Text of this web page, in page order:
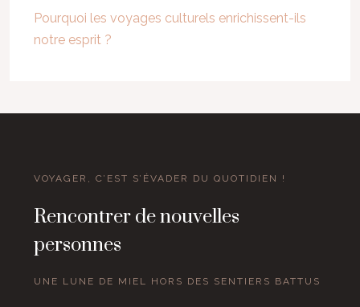
Pourquoi les voyages culturels enrichissent-ils
notre esprit ?
VOYAGER, C’EST S’ÉVADER DU QUOTIDIEN !
Rencontrer de nouvelles
personnes
UNE LUNE DE MIEL HORS DES SENTIERS BATTUS